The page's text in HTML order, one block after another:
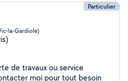
Particulier
la-Gardiole)
de travaux ou service
et serviable Contacter moi pour tout besoin